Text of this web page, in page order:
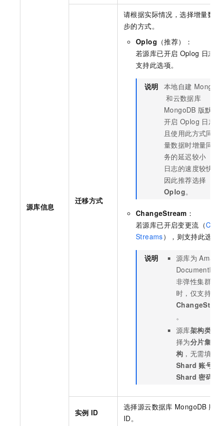
源库信息
迁移方式
请根据实际情况，选择增量数
步的方式。
Oplog （推荐）：
若源库已开启 Oplog 日志
支持此选项。
说明 本地自建
和云数据库
MongoDB 版默
开启 Oplog 日志
且使用此方式同
量数据时增量同
务的延迟较小（
日志的速度较快
因此推荐选择
Oplog。
ChangeStream ：
若源库已开启变更流（
Streams），则支持此选
说明 源库为
非弹性集群）
时，仅支持
。
源库架构类型
择为分片集
构 ，无需填写
Shard 账号
Shard 密码
实例 ID
选择源云数据库 MongoDB 版
ID。